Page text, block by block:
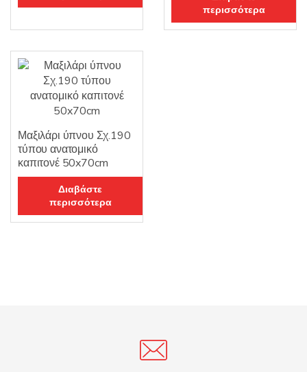
περισσότερα
Μαξιλάρι ύπνου Σχ.190
τύπου ανατομικό
καπιτονέ 50x70cm
Διαβάστε
περισσότερα